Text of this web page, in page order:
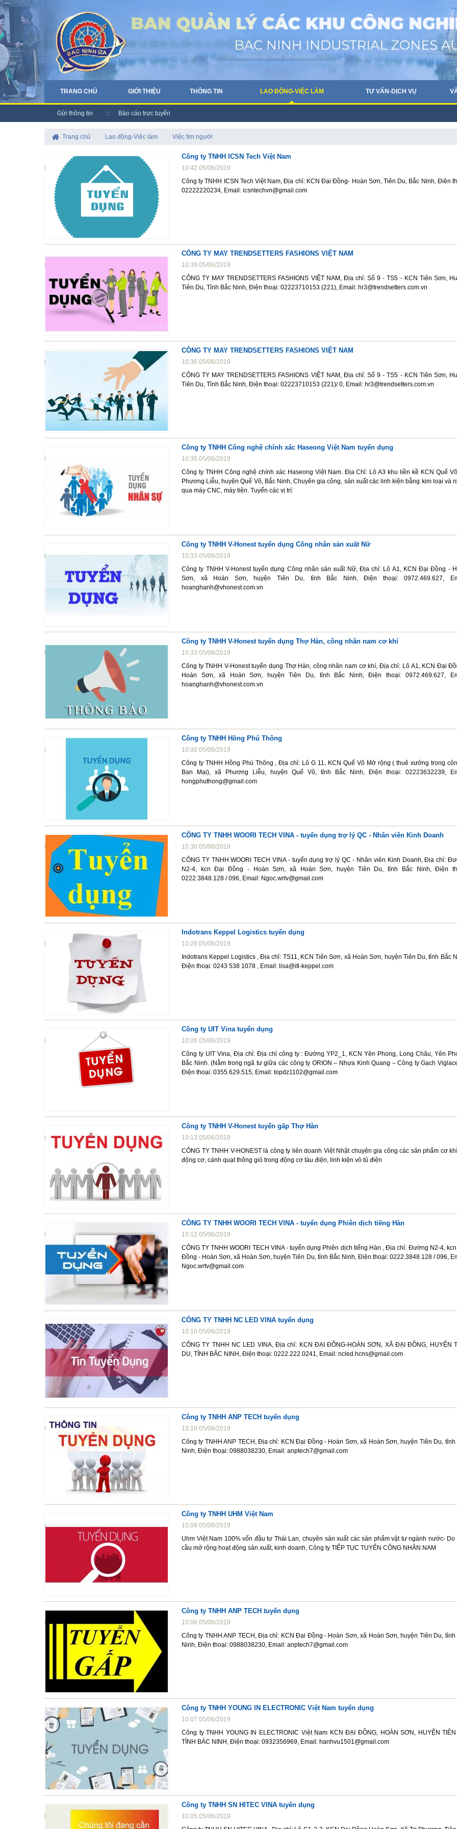
TRANG CHỦ GIỚI THIỆU THÔNG TIN LAO ĐỘNG-VIỆC LÀM TƯ VẤN-DỊCH VỤ
Gửi thông tin Báo cáo trực tuyến
Trang chủ Lao động-Việc làm Việc tìm người
Công ty TNHH ICSN Tech Việt Nam
10:42 05/06/2019
Công ty TNHH ICSN Tech Việt Nam, Địa chỉ: KCN Đại Đồng- Hoàn Sơn, Tiên Du, Bắc Ninh, Điện
02222220234, Email: icsntechvn@gmail.com
CÔNG TY MAY TRENDSETTERS FASHIONS VIỆT NAM
10:39 05/06/2019
CÔNG TY MAY TRENDSETTERS FASHIONS VIỆT NAM, Địa chỉ: Số 9 - TS5 - KCN Tiên Sơn,
Tiên Du, Tỉnh Bắc Ninh, Điện thoại: 02223710153 (221), Email: hr3@trendsetters.com.vn
CÔNG TY MAY TRENDSETTERS FASHIONS VIỆT NAM
10:36 05/06/2019
CÔNG TY MAY TRENDSETTERS FASHIONS VIỆT NAM, Địa chỉ: Số 9 - TS5 - KCN Tiên Sơn,
Tiên Du, Tỉnh Bắc Ninh, Điện thoại: 02223710153 (221)/ 0, Email: hr3@trendsetters.com.vn
Công ty TNHH Công nghệ chính xác Haseong Việt Nam tuyển dụng
10:35 05/06/2019
Công ty TNHH Công nghệ chính xác Haseong Việt Nam. Địa Chỉ: Lô A3 khu liền kề KCN Quế
Phương Liễu, huyện Quế Võ, Bắc Ninh, Chuyên gia công, sản xuất các linh kiện bằng kim loại và
qua máy CNC, máy tiện. Tuyển các vị trí:
Công ty TNHH V-Honest tuyển dụng Công nhân sản xuất Nữ
10:33 05/06/2019
Công ty TNHH V-Honest tuyển dụng Công nhân sản xuất Nữ, Địa chỉ: Lô A1, KCN Đại Đồng -
Sơn, xã Hoàn Sơn, huyện Tiên Du, tỉnh Bắc Ninh, Điện thoại: 0972.469.627,
hoanghanh@vhonest.com.vn
Công ty TNHH V-Honest tuyển dụng Thợ Hàn, công nhân nam cơ khí
10:33 05/06/2019
Công ty TNHH V-Honest tuyển dụng Thợ Hàn, công nhân nam cơ khí, Địa chỉ: Lô A1, KCN Đại
Hoàn Sơn, xã Hoàn Sơn, huyện Tiên Du, tỉnh Bắc Ninh, Điện thoại: 0972.469.627,
hoanghanh@vhonest.com.vn
Công ty TNHH Hồng Phú Thông
10:30 05/06/2019
Công ty TNHH Hồng Phú Thông , Địa chỉ: Lô G 11, KCN Quế Võ Mở rộng ( thuê xưởng trong
Ban Mai), xã Phương Liễu, huyện Quế Võ, tỉnh Bắc Ninh, Điện thoại: 02223632239,
hongphuthong@gmail.com
CÔNG TY TNHH WOORI TECH VINA - tuyển dụng trợ lý QC - Nhân viên Kinh Doanh
10:30 05/06/2019
CÔNG TY TNHH WOORI TECH VINA - tuyển dụng trợ lý QC - Nhân viên Kinh Doanh, Địa chỉ:
N2-4, kcn Đại Đồng - Hoàn Sơn, xã Hoàn Sơn, huyện Tiên Du, tỉnh Bắc Ninh, Điện
0222.3848.128 / 096, Email: Ngoc.wrtv@gmail.com
Indotrans Keppel Logistics tuyển dụng
10:28 05/06/2019
Indotrans Keppel Logistics , Địa chỉ: TS11, KCN Tiên Sơn, xã Hoàn Sơn, huyện Tiên Du, tỉnh Bắc
Điện thoại: 0243 538 1078 , Email: lisa@itl-keppel.com
Công ty UIT Vina tuyển dụng
10:26 05/06/2019
Công ty UIT Vina, Địa chỉ: Địa chỉ công ty : Đường YP2_1, KCN Yên Phong, Long Châu, Yên
Bắc Ninh. (Nằm trong ngã tư giữa các công ty ORION – Nhựa Kinh Quang – Công ty Gạch
Điện thoại: 0355.629.515, Email: topdz1102@gmail.com
Công ty TNHH V-Honest tuyển gấp Thợ Hàn
10:13 05/06/2019
CÔNG TY TNHH V-HONEST là công ty liên doanh Việt Nhật chuyên gia công các sản phẩm cơ
động cơ, cánh quạt thông gió trong động cơ tàu điện, linh kiện vỏ tủ điện
CÔNG TY TNHH WOORI TECH VINA - tuyển dụng Phiên dịch tiếng Hàn
10:12 05/06/2019
CÔNG TY TNHH WOORI TECH VINA - tuyển dụng Phiên dịch tiếng Hàn , Địa chỉ: Đường N2-4,
Đồng - Hoàn Sơn, xã Hoàn Sơn, huyện Tiên Du, tỉnh Bắc Ninh, Điện thoại: 0222.3848.128 / 096,
Ngoc.wrtv@gmail.com
CÔNG TY TNHH NC LED VINA tuyển dụng
10:10 05/06/2019
CÔNG TY TNHH NC LED VINA, Địa chỉ: KCN ĐẠI ĐỒNG-HOÀN SƠN, XÃ ĐẠI ĐỒNG, HUYỆN
DU, TỈNH BẮC NINH, Điện thoại: 0222.222.0241, Email: ncled.hcns@gmail.com
Công ty TNHH ANP TECH tuyển dụng
10:10 05/06/2019
Công ty TNHH ANP TECH, Địa chỉ: KCN Đại Đồng - Hoàn Sơn, xã Hoàn Sơn, huyện Tiên Du, tỉnh
Ninh, Điện thoại: 0988038230, Email: anptech7@gmail.com
Công ty TNHH UHM Việt Nam
10:09 05/06/2019
Uhm Việt Nam 100% vốn đầu tư Thái Lan, chuyên sản xuất các sản phẩm vật tư ngành nước- Do
cầu mở rộng hoạt động sản xuất, kinh doanh, Công ty TIẾP TỤC TUYỂN CÔNG NHÂN NAM
Công ty TNHH ANP TECH tuyển dụng
10:08 05/06/2019
Công ty TNHH ANP TECH, Địa chỉ: KCN Đại Đồng - Hoàn Sơn, xã Hoàn Sơn, huyện Tiên Du, tỉnh
Ninh, Điện thoại: 0988038230, Email: anptech7@gmail.com
Công ty TNHH YOUNG IN ELECTRONIC Việt Nam tuyển dụng
10:07 05/06/2019
Công ty TNHH YOUNG IN ELECTRONIC Việt Nam KCN ĐẠI ĐỒNG, HOÀN SƠN, HUYỆN
TỈNH BÁC NINH, Điện thoại: 0932356969, Email: hanhvu1501@gmail.com
Công ty TNHH SN HITEC VINA tuyển dụng
10:05 05/06/2019